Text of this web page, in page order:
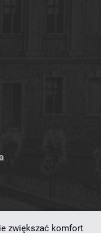
zwiększać komfort